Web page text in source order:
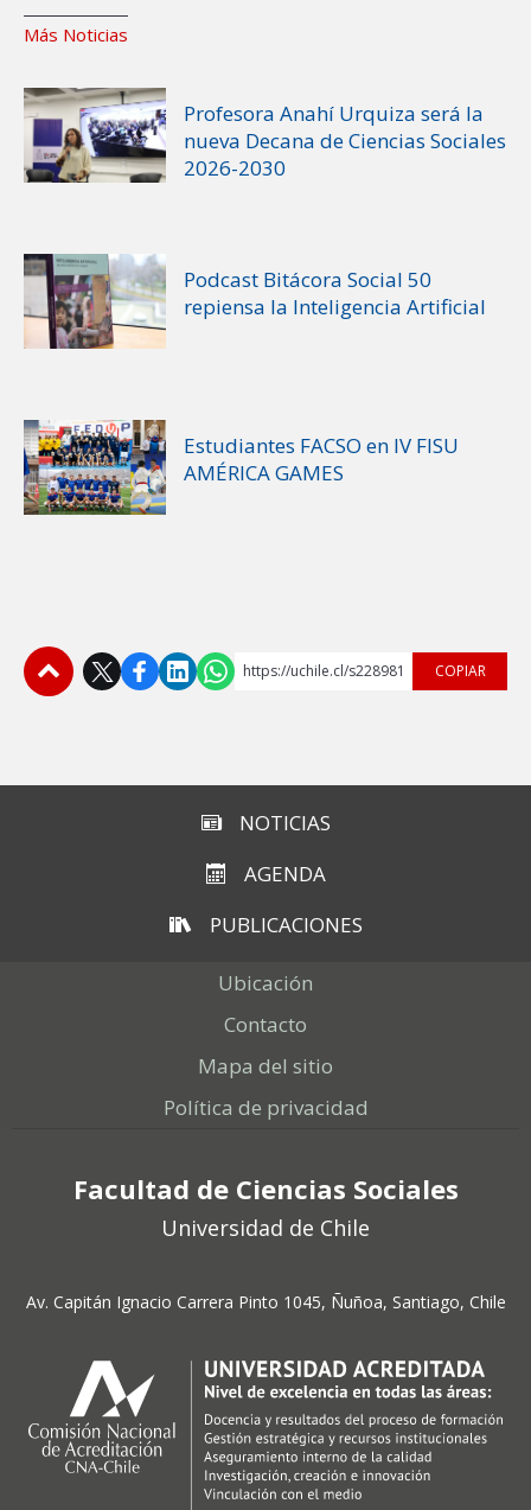
Más Noticias
Profesora Anahí Urquiza será la
nueva Decana de Ciencias Sociales
2026-2030
Podcast Bitácora Social 50
repiensa la Inteligencia Artificial
Estudiantes FACSO en IV FISU
AMÉRICA GAMES
https://uchile.cl/s228981 COPIAR
NOTICIAS
AGENDA
PUBLICACIONES
Ubicación
Contacto
Mapa del sitio
Política de privacidad
Facultad de Ciencias Sociales
Universidad de Chile
Av. Capitán Ignacio Carrera Pinto 1045, Ñuñoa, Santiago, Chile